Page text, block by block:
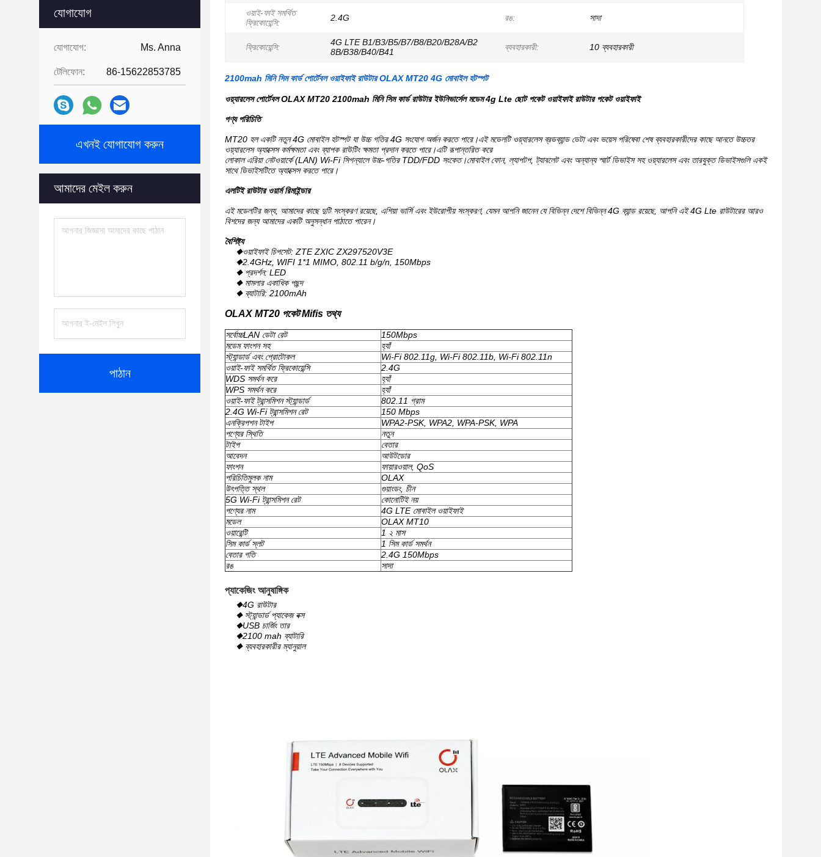
যোগাযোগ
যোগাযোগ: Ms. Anna
টেলিফোন: 86-15622853785
এখনই যোগাযোগ করুন
আমাদের মেইল ​​করুন
পাঠান
ওয়াই-ফাই সমর্থিত
ফ্রিকোয়েন্সি:
2.4G রঙ: সাদা
ফ্রিকোয়েন্সি:
4G LTE B1/B3/B5/B7/B8/B20/B28A/B2
8B/B38/B40/B41
ব্যবহারকারী: 10 ব্যবহারকারী
2100mah মিনি সিম কার্ড পোর্টেবল ওয়াইফাই রাউটার OLAX MT20 4G মোবাইল হটস্পট
ওয়্যারলেস পোর্টেবল OLAX MT20 2100mah মিনি সিম কার্ড রাউটার ইউনিভার্সেল মডেম 4g Lte ছোট পকেট ওয়াইফাই রাউটার পকেট ওয়াইফাই
পণ্য পরিচিতি
MT20 হল একটি নতুন 4G মোবাইল হটস্পট যা উচ্চ গতির 4G সংযোগ অর্জন করতে পারে।এই মডেলটি ওয়্যারলেস ব্রডব্যান্ড ডেটা এবং ভয়েস পরিষেবা শেষ ব্যবহারকারীদের কাছে আনতে উচ্চতর
ওয়্যারলেস অ্যাক্সেস কর্মক্ষমতা এবং ব্যাপক রাউটিং ক্ষমতা প্রদান করতে পারে।এটি রূপান্তরিত করে
লোকাল এরিয়া নেটওয়ার্কে (LAN) Wi-Fi সিগন্যালে উচ্চ-গতির TDD/FDD সংকেত।মোবাইল ফোন, ল্যাপটপ, ট্যাবলেট এবং অন্যান্য স্মার্ট ডিভাইস সহ ওয়্যারলেস এবং তারযুক্ত ডিভাইসগুলি একই
সাথে ডিভাইসটিতে অ্যাক্সেস করতে পারে।
এলটিই রাউটার ওয়ার্ম রিমাইন্ডার
এই মডেলটির জন্য, আমাদের কাছে দুটি সংস্করণ রয়েছে, এশিয়া ভার্সি এবং ইউরোপীয় সংস্করণ, যেমন আপনি জানেন যে বিভিন্ন দেশে বিভিন্ন 4G ব্যান্ড রয়েছে, আপনি এই 4G Lte রাউটারের আরও
বিশদের জন্য আমাদের একটি অনুসন্ধান পাঠাতে পারেন।
বৈশিষ্ট্য
◆ওয়াইফাই চিপসেট: ZTE ZXIC ZX297520V3E
◆2.4GHz, WIFI 1*1 MIMO, 802.11 b/g/n, 150Mbps
◆ প্রদর্শন: LED
◆ মামলার একাধিক পছন্দ
◆ ব্যাটারি: 2100mAh
OLAX MT20 পকেট Mifis তথ্য
সর্বোচ্চLAN ডেটা রেট
150Mbps
মডেম ফাংশন সহ
হ্যাঁ
স্ট্যান্ডার্ড এবং প্রোটোকল
Wi-Fi 802.11g, Wi-Fi 802.11b, Wi-Fi 802.11n
ওয়াই-ফাই সমর্থিত ফ্রিকোয়েন্সি
2.4G
WDS সমর্থন করে
হ্যাঁ
WPS সমর্থন করে
হ্যাঁ
ওয়াই-ফাই ট্রান্সমিশন স্ট্যান্ডার্ড
802.11 গ্রাম
2.4G Wi-Fi ট্রান্সমিশন রেট
150 Mbps
এনক্রিপশন টাইপ
WPA2-PSK, WPA2, WPA-PSK, WPA
পণ্যের স্থিতি
নতুন
টাইপ
বেতার
আবেদন
আউটডোর
ফাংশন
ফায়ারওয়াল, QoS
পরিচিতিমুলক নাম
OLAX
উৎপত্তি স্থল
গুয়াংডং, চীন
5G Wi-Fi ট্রান্সমিশন রেট
কোনোটিই নয়
পণ্যের নাম
4G LTE মোবাইল ওয়াইফাই
মডেল
OLAX MT10
ওয়ারেন্টি
1 ২ মাস
সিম কার্ড স্লট
1 সিম কার্ড সমর্থন
বেতার গতি
2.4G 150Mbps
রঙ
সাদা
প্যাকেজিং আনুষাঙ্গিক
◆4G রাউটার
◆ স্ট্যান্ডার্ড প্যাকেজ বক্স
◆USB চার্জিং তার
◆2100 mah ব্যাটারি
◆ ব্যবহারকারীর ম্যানুয়াল